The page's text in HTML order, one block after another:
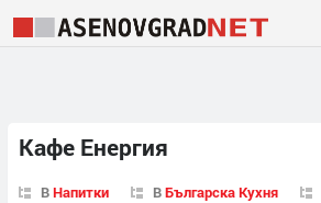
Кафе Енергия
ВНапитки ВБългарска Кухня